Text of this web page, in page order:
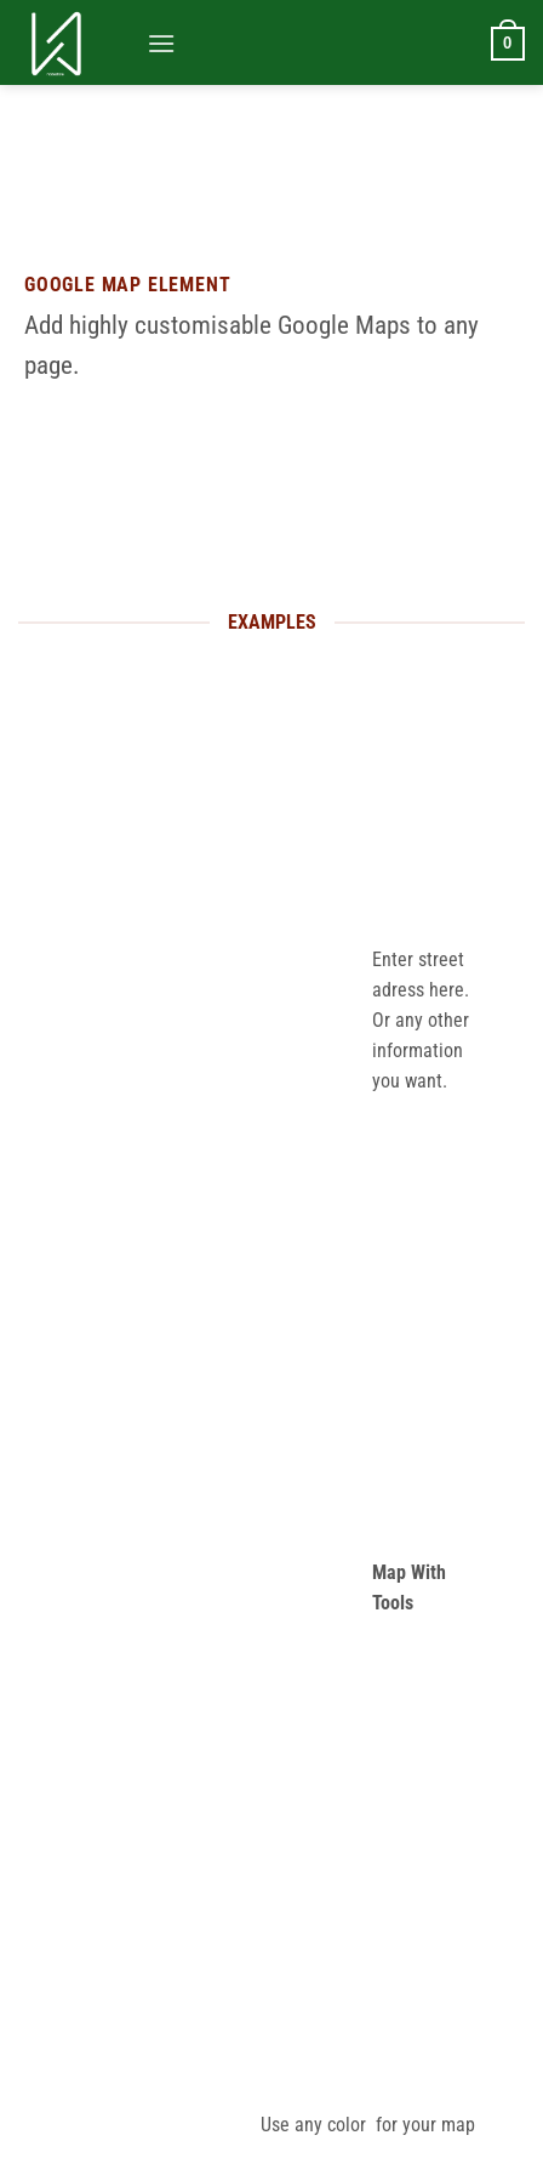
0
GOOGLE MAP ELEMENT
Add highly customisable Google Maps to any
page.
EXAMPLES
Enter street
adress here.
Or any other
information
you want.
Map With
Tools
Use any color for your map